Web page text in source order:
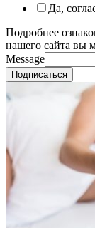
Да,
Подробнее
нашего сайта вы
Message
Подписаться